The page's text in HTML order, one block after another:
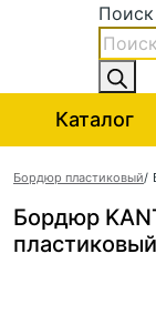
Каталог
Бордюр пластиковый/
Бордюр
пластиковый